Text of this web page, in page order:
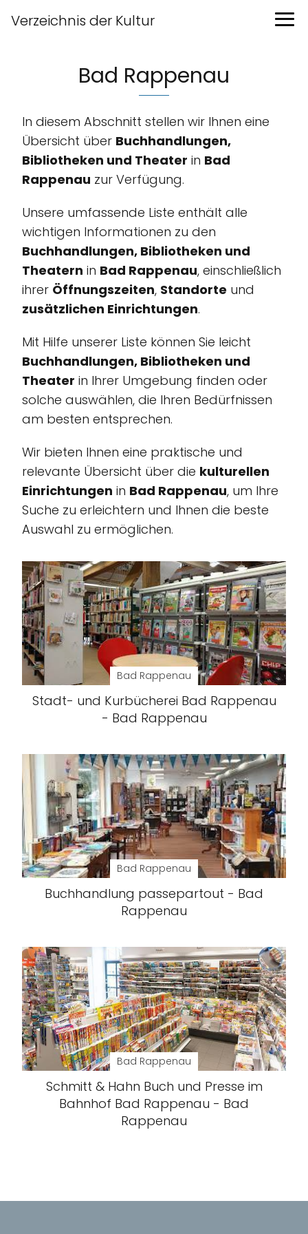
Verzeichnis der Kultur
Bad Rappenau
In diesem Abschnitt stellen wir Ihnen eine
Übersicht über Buchhandlungen,
Bibliotheken und Theater in Bad
Rappenau zur Verfügung.
Unsere umfassende Liste enthält alle
wichtigen Informationen zu den
Buchhandlungen, Bibliotheken und
Theatern in Bad Rappenau, einschließlich
ihrer Öffnungszeiten, Standorte und
zusätzlichen Einrichtungen.
Mit Hilfe unserer Liste können Sie leicht
Buchhandlungen, Bibliotheken und
Theater in Ihrer Umgebung finden oder
solche auswählen, die Ihren Bedürfnissen
am besten entsprechen.
Wir bieten Ihnen eine praktische und
relevante Übersicht über die kulturellen
Einrichtungen in Bad Rappenau, um Ihre
Suche zu erleichtern und Ihnen die beste
Auswahl zu ermöglichen.
Bad Rappenau
Stadt- und Kurbücherei Bad Rappenau
- Bad Rappenau
Bad Rappenau
Buchhandlung passepartout - Bad
Rappenau
Bad Rappenau
Schmitt & Hahn Buch und Presse im
Bahnhof Bad Rappenau - Bad
Rappenau